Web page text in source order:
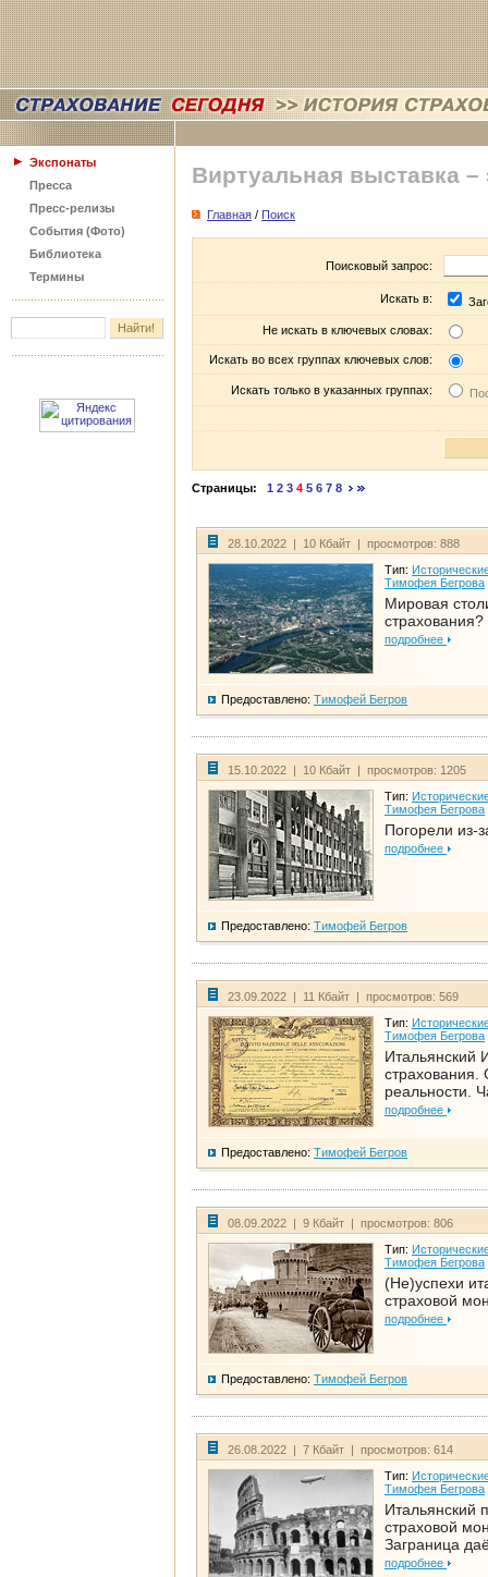
Экспонаты
Пресса
Пресс-релизы
События (Фото)
Библиотека
Термины
Виртуальная выставка –
Главная / Поиск
Поисковый запрос:
Искать в:
Не искать в ключевых словах:
Искать во всех группах ключевых слов:
Искать только в указанных группах:
Страницы: 1 2 3 4 5 6 7 8
28.10.2022 | 10 Кбайт | просмотров: 888
Тип:
Тимофея Бегрова
Мировая
страхования?
подробнее
Предоставлено: Тимофей Бегров
15.10.2022 | 10 Кбайт | просмотров: 1205
Тип:
Тимофея Бегрова
Погорели из-
подробнее
Предоставлено: Тимофей Бегров
23.09.2022 | 11 Кбайт | просмотров: 569
Тип:
Тимофея Бегрова
Итальянский
страхования.
реальности.
подробнее
Предоставлено: Тимофей Бегров
08.09.2022 | 9 Кбайт | просмотров: 806
Тип:
Тимофея Бегрова
(Не)успехи
страховой
подробнее
Предоставлено: Тимофей Бегров
26.08.2022 | 7 Кбайт | просмотров: 614
Тип:
Тимофея Бегрова
Итальянский
страховой
Заграница
подробнее